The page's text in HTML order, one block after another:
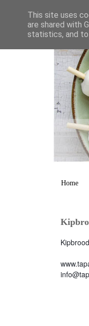
Home
This site uses
are shared with
statistics, and